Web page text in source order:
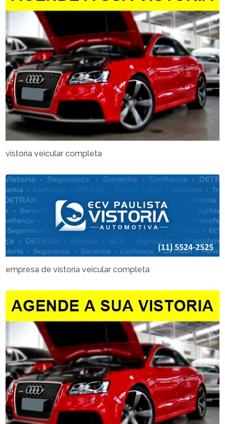
vistoria veicular completa
empresa de vistoria veicular completa